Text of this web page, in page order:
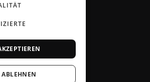
ABLEHNEN